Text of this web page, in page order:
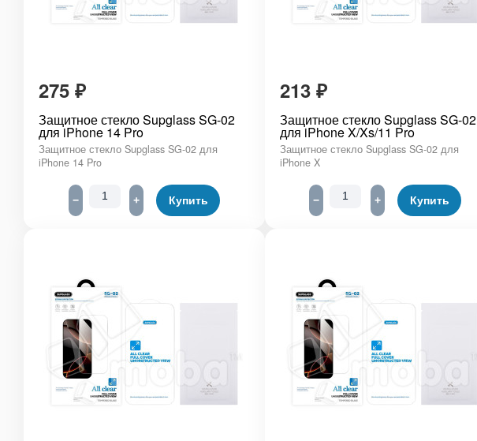
275 ₽
Защитное стекло Supglass SG-02
для iPhone 14 Pro
Защитное стекло Supglass SG-02 для
iPhone 14 Pro
− + Купить
213 ₽
Защитное стекло Supglass SG-02
для iPhone X/Xs/11 Pro
Защитное стекло Supglass SG-02 для
iPhone X
− + Купить